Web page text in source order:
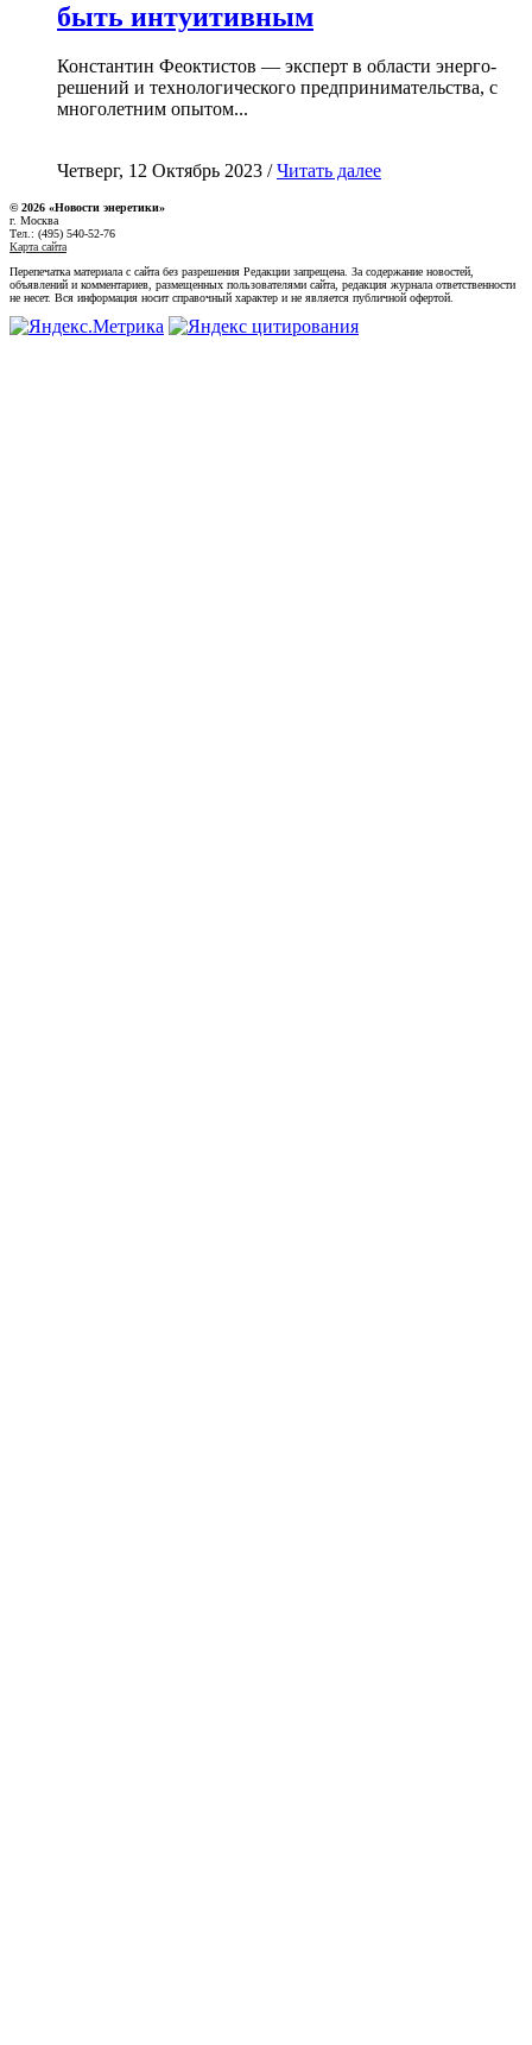
быть интуитивным
Константин Феоктистов — эксперт в области энерго-
решений и технологического предпринимательства, с
многолетним опытом...
Четверг, 12 Октябрь 2023 /Читать далее
© 2026 «Новости энеретики»
г. Москва
Тел.: (495) 540-52-76
Карта сайта
Перепечатка материала с сайта без разрешения Редакции запрещена. За содержание новостей,
объявлений и комментариев, размещенных пользователями сайта, редакция журнала ответственности
не несет. Вся информация носит справочный характер и не является публичной офертой.